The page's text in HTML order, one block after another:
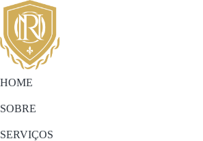
HOME
SOBRE
SERVIÇOS